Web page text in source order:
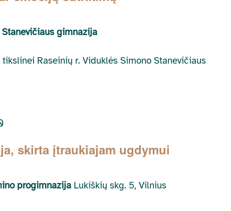
gimnazija
Raseinių r. Viduklės Simono Stanevičiaus
skirta įtraukiajam ugdymui
progimnazija Lukiškių skg. 5, Vilnius